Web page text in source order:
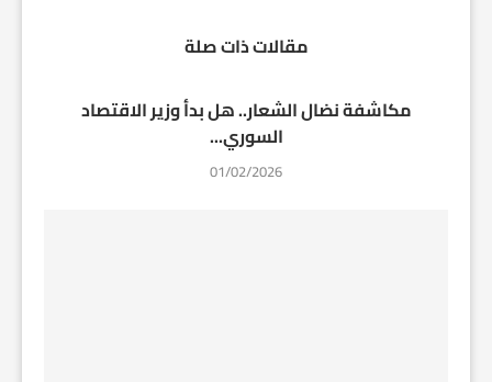
مقالات ذات صلة
مكاشفة نضال الشعار.. هل بدأ وزير الاقتصاد
السوري...
01/02/2026